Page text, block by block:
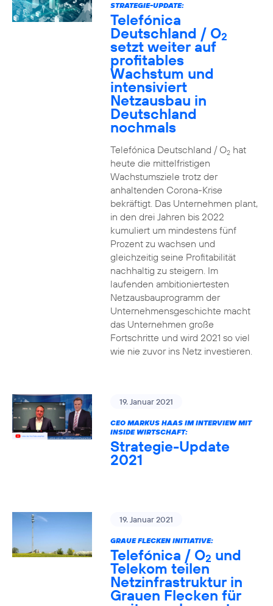
STRATEGIE-UPDATE:
Telefónica
Deutschland / O2
setzt weiter auf
profitables
Wachstum und
intensiviert
Netzausbau in
Deutschland
nochmals
Telefónica Deutschland / O2hat
heute die mittelfristigen
Wachstumsziele trotz der
anhaltenden Corona-Krise
bekräftigt. Das Unternehmen plant,
in den drei Jahren bis 2022
kumuliert um mindestens fünf
Prozent zu wachsen und
gleichzeitig seine Profitabilität
nachhaltig zu steigern. Im
laufenden ambitioniertesten
Netzausbauprogramm der
Unternehmensgeschichte macht
das Unternehmen große
Fortschritte und wird 2021 so viel
wie nie zuvor ins Netz investieren.
19. Januar 2021
CEO MARKUS HAAS IM INTERVIEW MIT
INSIDE WIRTSCHAFT:
Strategie-Update
2021
19. Januar 2021
GRAUE FLECKEN INITIATIVE:
Telefónica / O2 und
Telekom teilen
Netzinfrastruktur in
Grauen Flecken für